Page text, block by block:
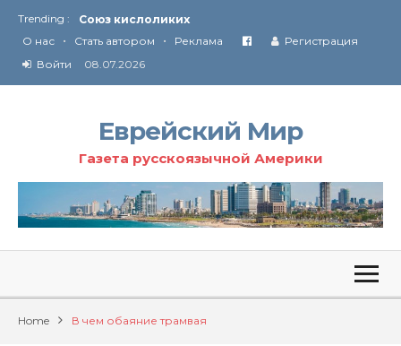
Trending :
Соглашение США с Ираном
Технология Революции в Иране
От Ирана до Ливана и Газы
О нас • Стать автором • Реклама
Регистрация
Войти
08.07.2026
Еврейский Мир
Газета русскоязычной Америки
Home В чем обаяние трамвая